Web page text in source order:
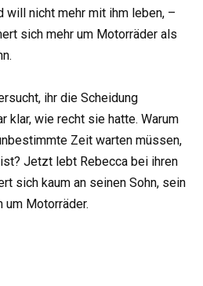
will nicht mehr mit ihm leben, –
sich mehr um Motorräder als
ihr die Scheidung
klar, wie recht sie hatte. Warum
Zeit warten müssen,
Jetzt lebt Rebecca bei ihren
sich kaum an seinen Sohn, sein
Motorräder.